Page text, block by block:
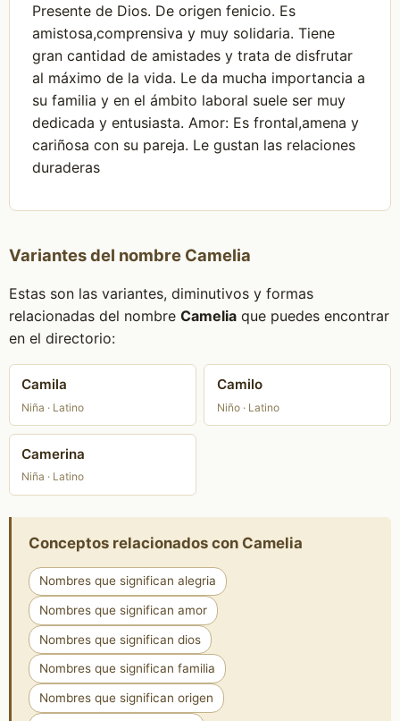
Presente de Dios. De origen fenicio. Es
amistosa,comprensiva y muy solidaria. Tiene
gran cantidad de amistades y trata de disfrutar
al máximo de la vida. Le da mucha importancia a
su familia y en el ámbito laboral suele ser muy
dedicada y entusiasta. Amor: Es frontal,amena y
cariñosa con su pareja. Le gustan las relaciones
duraderas
Variantes del nombre Camelia
Estas son las variantes, diminutivos y formas
relacionadas del nombre Cameliaque puedes encontrar
en el directorio:
Camila
Niña · Latino
Camilo
Niño · Latino
Camerina
Niña · Latino
Conceptos relacionados con Camelia
Nombres que significan alegria
Nombres que significan amor
Nombres que significan dios
Nombres que significan familia
Nombres que significan origen